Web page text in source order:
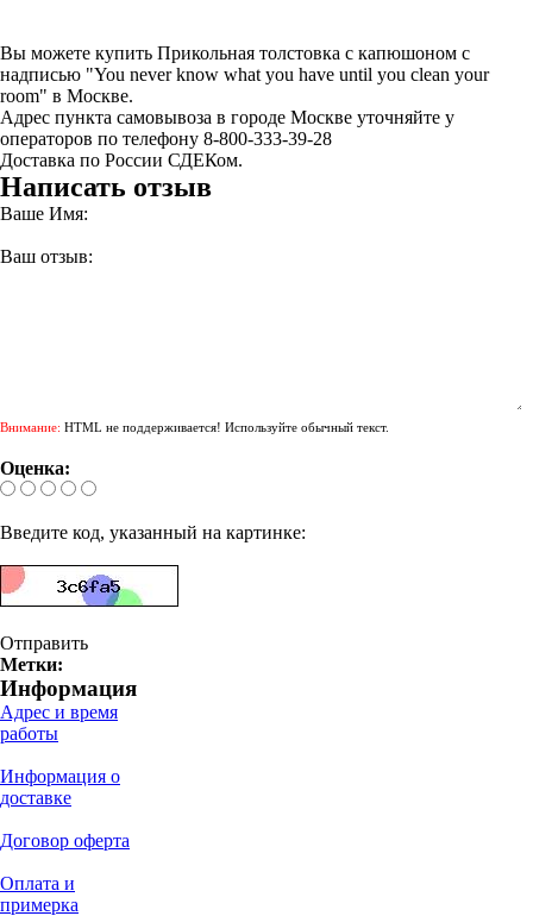
Вы можете купить Прикольная толстовка с капюшоном с
надписью "You never know what you have until you clean your
room" в Москве.
Адрес пункта самовывоза в городе Москве уточняйте у
операторов по телефону 8-800-333-39-28
Доставка по России СДЕКом.
Написать отзыв
Ваше Имя:
Ваш отзыв:
Внимание: HTML не поддерживается! Используйте обычный текст.
Оценка:
Введите код, указанный на картинке:
Отправить
Метки:
Информация
Адрес и время
работы
Информация о
доставке
Договор оферта
Оплата и
примерка